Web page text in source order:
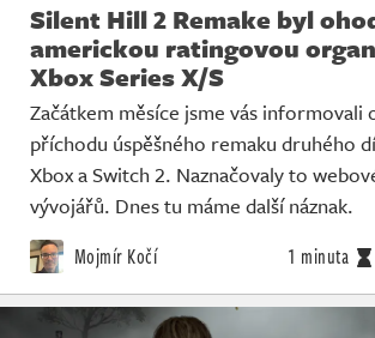
Silent Hill 2 Remake byl
americkou ratingovou
Xbox Series X/S
Začátkem měsíce jsme vás informovali
příchodu úspěšného remaku druhého
Xbox a Switch 2. Naznačovaly to
vývojářů. Dnes tu máme další náznak.
Mojmír Kočí 1 minuta